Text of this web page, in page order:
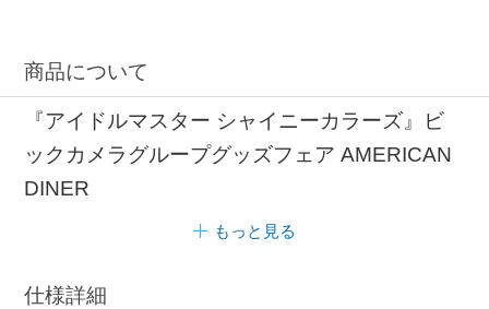
商品について
『アイドルマスター シャイニーカラーズ』ビ
ックカメラグループグッズフェア AMERICAN
DINER
もっと見る
仕様詳細